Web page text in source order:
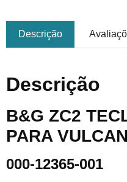
Descrição
Descrição
B&G ZC2
PARA
000-12365-001